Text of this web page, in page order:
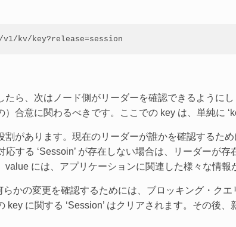
kv/key?release=session
ら、次はノード側がリーダーを確認できるように
合意に関わるべきです。ここでの key は、単純に
があります。現在のリーダーが誰かを確認するため
する ‘Sessoin’ が存在しない場合は、リーダーが存
には、アプリケーションに関連した様々な情報
かの変更を確認するためには、ブロッキング・ク
key に関する ‘Session’ はクリアされます。その後